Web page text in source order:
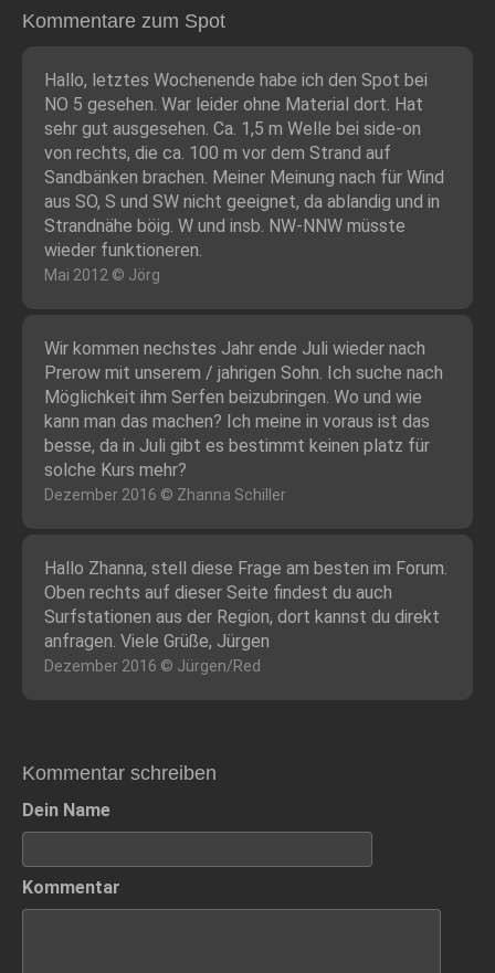
Kommentare zum Spot
Hallo, letztes Wochenende habe ich den Spot bei
NO 5 gesehen. War leider ohne Material dort. Hat
sehr gut ausgesehen. Ca. 1,5 m Welle bei side-on
von rechts, die ca. 100 m vor dem Strand auf
Sandbänken brachen. Meiner Meinung nach für Wind
aus SO, S und SW nicht geeignet, da ablandig und in
Strandnähe böig. W und insb. NW-NNW müsste
wieder funktioneren.
Mai 2012 © Jörg
Wir kommen nechstes Jahr ende Juli wieder nach
Prerow mit unserem / jahrigen Sohn. Ich suche nach
Möglichkeit ihm Serfen beizubringen. Wo und wie
kann man das machen? Ich meine in voraus ist das
besse, da in Juli gibt es bestimmt keinen platz für
solche Kurs mehr?
Dezember 2016 © Zhanna Schiller
Hallo Zhanna, stell diese Frage am besten im Forum.
Oben rechts auf dieser Seite findest du auch
Surfstationen aus der Region, dort kannst du direkt
anfragen. Viele Grüße, Jürgen
Dezember 2016 © Jürgen/Red
Kommentar schreiben
Dein Name
Kommentar